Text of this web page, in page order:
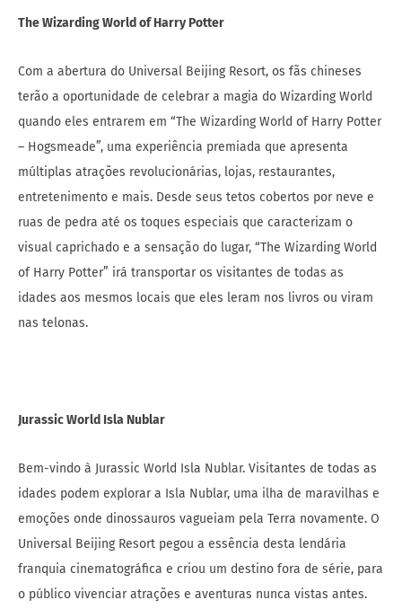
The Wizarding World of Harry Potter
Com a abertura do Universal Beijing Resort, os fãs chineses
terão a oportunidade de celebrar a magia do Wizarding World
quando eles entrarem em “The Wizarding World of Harry Potter
– Hogsmeade”, uma experiência premiada que apresenta
múltiplas atrações revolucionárias, lojas, restaurantes,
entretenimento e mais. Desde seus tetos cobertos por neve e
ruas de pedra até os toques especiais que caracterizam o
visual caprichado e a sensação do lugar, “The Wizarding World
of Harry Potter” irá transportar os visitantes de todas as
idades aos mesmos locais que eles leram nos livros ou viram
nas telonas.
Jurassic World Isla Nublar
Bem-vindo à Jurassic World Isla Nublar. Visitantes de todas as
idades podem explorar a Isla Nublar, uma ilha de maravilhas e
emoções onde dinossauros vagueiam pela Terra novamente. O
Universal Beijing Resort pegou a essência desta lendária
franquia cinematográfica e criou um destino fora de série, para
o público vivenciar atrações e aventuras nunca vistas antes.